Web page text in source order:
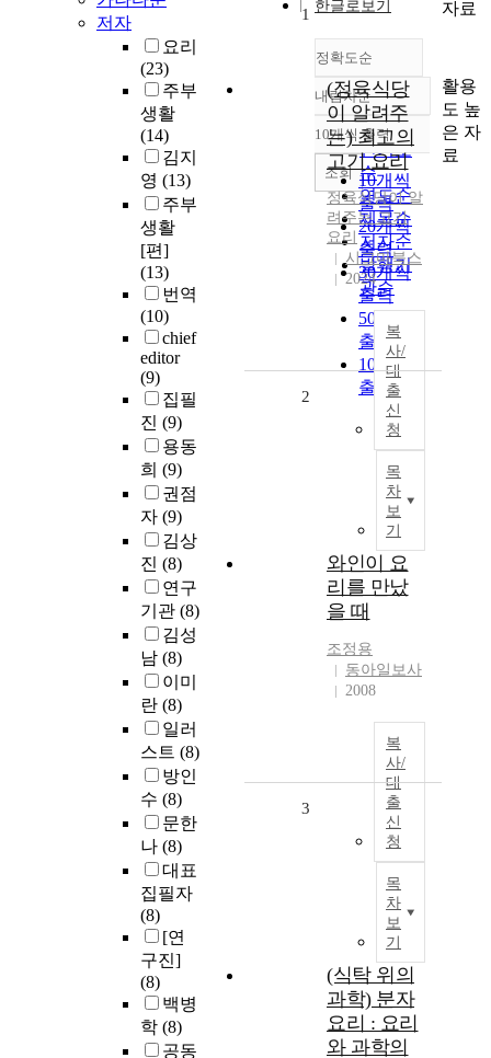
저자
요리
(23)
주부
생활
(14)
김지
영 (13)
주부
생활
[편]
(13)
번역
(10)
chief
editor
(9)
집필
진 (9)
용동
희 (9)
권점
자 (9)
김상
진 (8)
연구
기관 (8)
김성
남 (8)
이미
란 (8)
일러
스트 (8)
방인
수 (8)
문한
나 (8)
대표
집필자
(8)
[연
구진]
(8)
백병
학 (8)
공동
한글로보기
정확도순
정확도
순
인기도
순
연도순
제목순
저자순
발행기
관순
내림차순
내림차순
10개씩 출력
10개씩
출력
20개씩
출력
30개씩
출력
50개씩
출력
100개씩
출력
조회
1
(정육식당
이 알려주
는) 최고의
고기 요리
정육식당이 알
려주는 고기
요리
시그마북스
2024
복
사/
대
출
신
청
목
차
보
기
2
와인이 요
리를 만났
을 때
조정용
동아일보사
2008
복
사/
대
출
신
청
목
차
보
기
3
(식탁 위의
과학) 분자
요리 : 요리
와 과학의
자료
활용
도 높
은 자
료